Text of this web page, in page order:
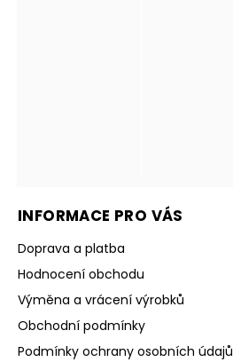
INFORMACE PRO VÁS
Doprava a platba
Hodnocení obchodu
Výměna a vrácení výrobků
Obchodní podmínky
Podmínky ochrany osobních údajů